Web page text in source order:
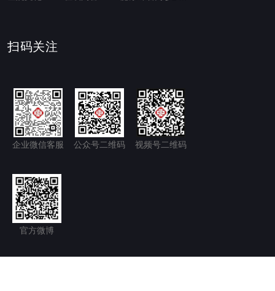
扫码关注
企业微信客服 公众号二维码 视频号二维码
官方微博